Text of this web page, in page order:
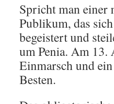
Spricht man einer
Publikum, das
begeistert und
um Penia. Am 13.
Einmarsch und
Besten.